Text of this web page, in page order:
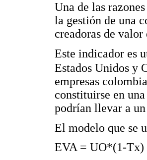
Una de las
la gestión de una
creadoras de valor
Este indicador es
Estados Unidos y
empresas
constituirse en
podrían llevar a
El modelo que se
EVA = UO*(1-Tx)